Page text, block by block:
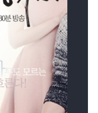
누군가를 사랑한다는
중한